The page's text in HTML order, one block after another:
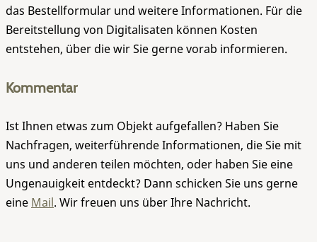
das Bestellformular und weitere Informationen. Für die
Bereitstellung von Digitalisaten können Kosten
entstehen, über die wir Sie gerne vorab informieren.
Kommentar
Ist Ihnen etwas zum Objekt aufgefallen? Haben Sie
Nachfragen, weiterführende Informationen, die Sie mit
uns und anderen teilen möchten, oder haben Sie eine
Ungenauigkeit entdeckt? Dann schicken Sie uns gerne
eine Mail. Wir freuen uns über Ihre Nachricht.